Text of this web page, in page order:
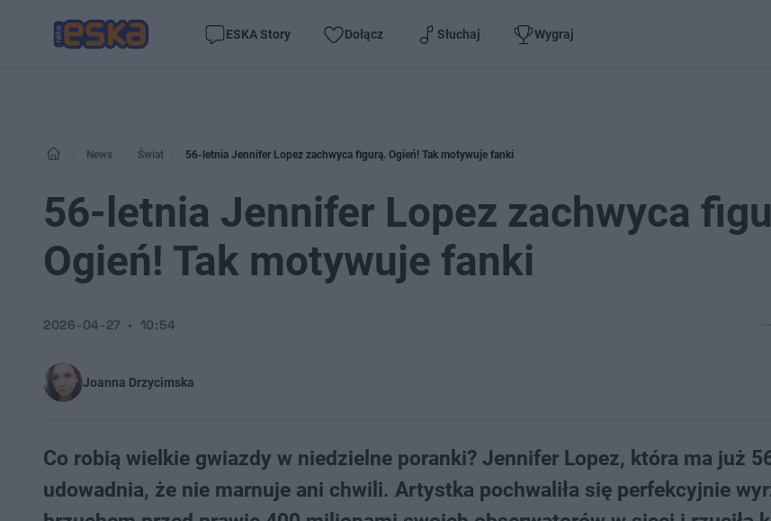
ESKA Story Dołącz Słuchaj Wygraj
News Świat 56-letnia Jennifer Lopez zachwyca figurą. Ogień! Tak motywuje fanki
56-letnia Jennifer Lopez zachwyca
Ogień! Tak motywuje fanki
Joanna Drzycimska
2026-04-27 10:54
Co robią wielkie gwiazdy w niedzielne poranki? Jennifer Lopez, która ma już
udowadnia, że nie marnuje ani chwili. Artystka pochwaliła się perfekcyjnie